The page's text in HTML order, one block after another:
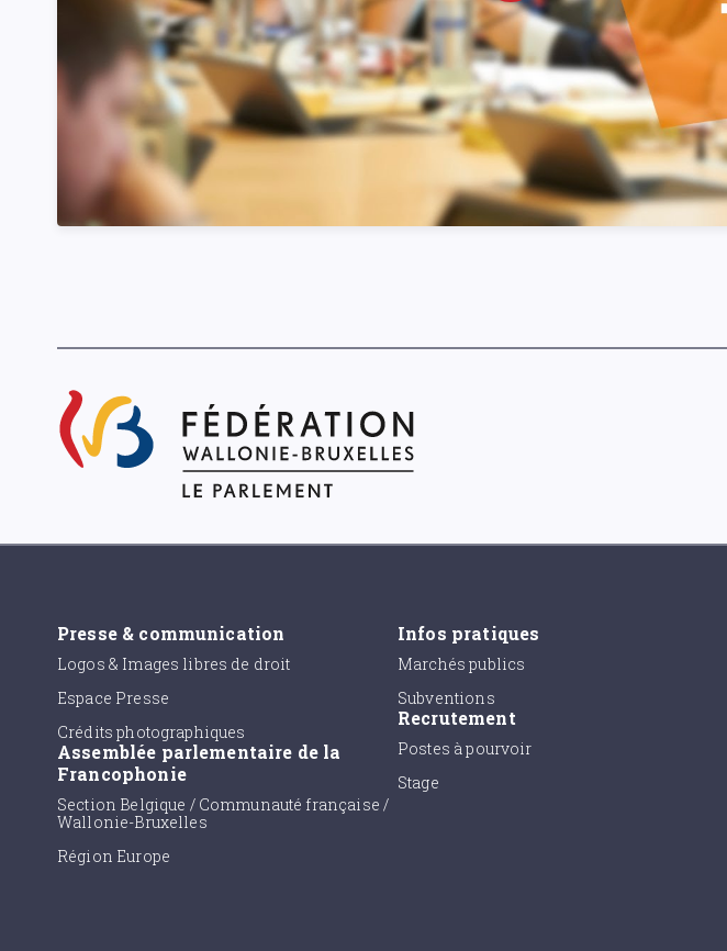
Presse & communication
Logos & Images libres de droit
Espace Presse
Crédits photographiques
Assemblée parlementaire de la
Francophonie
Section Belgique / Communauté française /
Wallonie-Bruxelles
Région Europe
Infos pratiques
Marchés publics
Subventions
Recrutement
Postes à pourvoir
Stage